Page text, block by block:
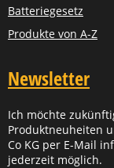
Batteriegesetz
Produkte von A-Z
Newsletter
Ich möchte
Produktneuheiten
Co KG per E-Mail
jederzeit möglich.